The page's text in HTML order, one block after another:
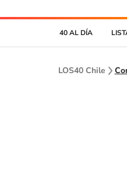
40 AL DÍA
LOS40 Chile